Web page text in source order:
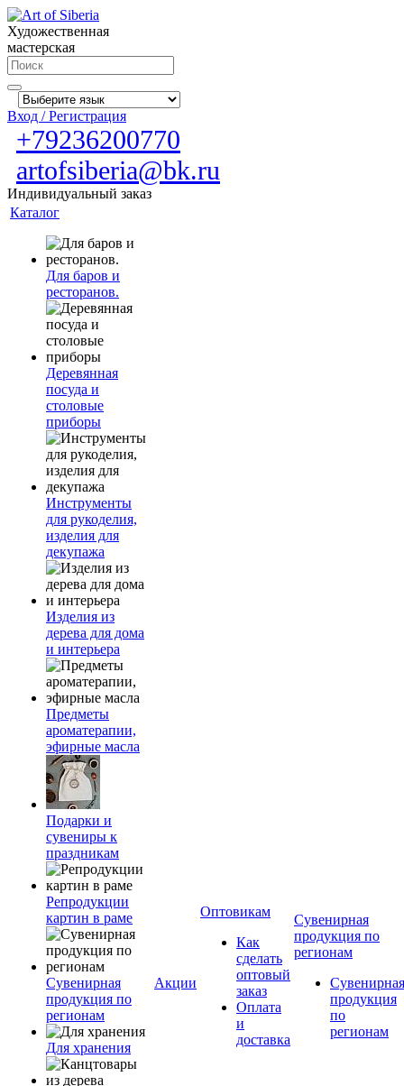
Художественная
мастерская
Вход / Регистрация
+79236200770
artofsiberia@bk.ru
Индивидуальный заказ
Каталог
Для баров и
ресторанов.
Деревянная
посуда и
столовые
приборы
Инструменты
для рукоделия,
изделия для
декупажа
Изделия из
дерева для дома
и интерьера
Предметы
ароматерапии,
эфирные масла
Подарки и
сувениры к
праздникам
Репродукции
картин в раме
Сувенирная
продукция по
регионам
Для хранения
Акции
Оптовикам
Как
сделать
оптовый
заказ
Оплата
и
доставка
Сувенирная
продукция по
регионам
Сувенирная
продукция
по
регионам